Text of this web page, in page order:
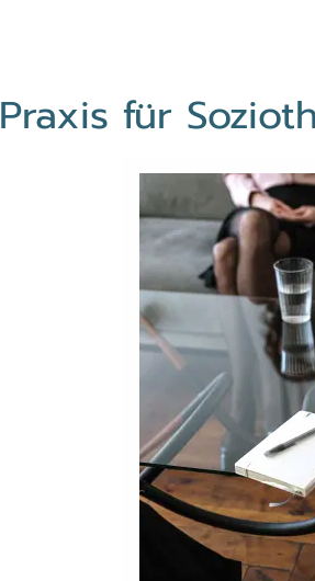
Praxis für